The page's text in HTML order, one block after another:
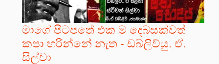
මාගේ පිටපතේ එක ම දෙබසක්වත්
කපා හරින්නේ නැත - ඩබ්ලිව්යු. ඒ.
සිල්වා